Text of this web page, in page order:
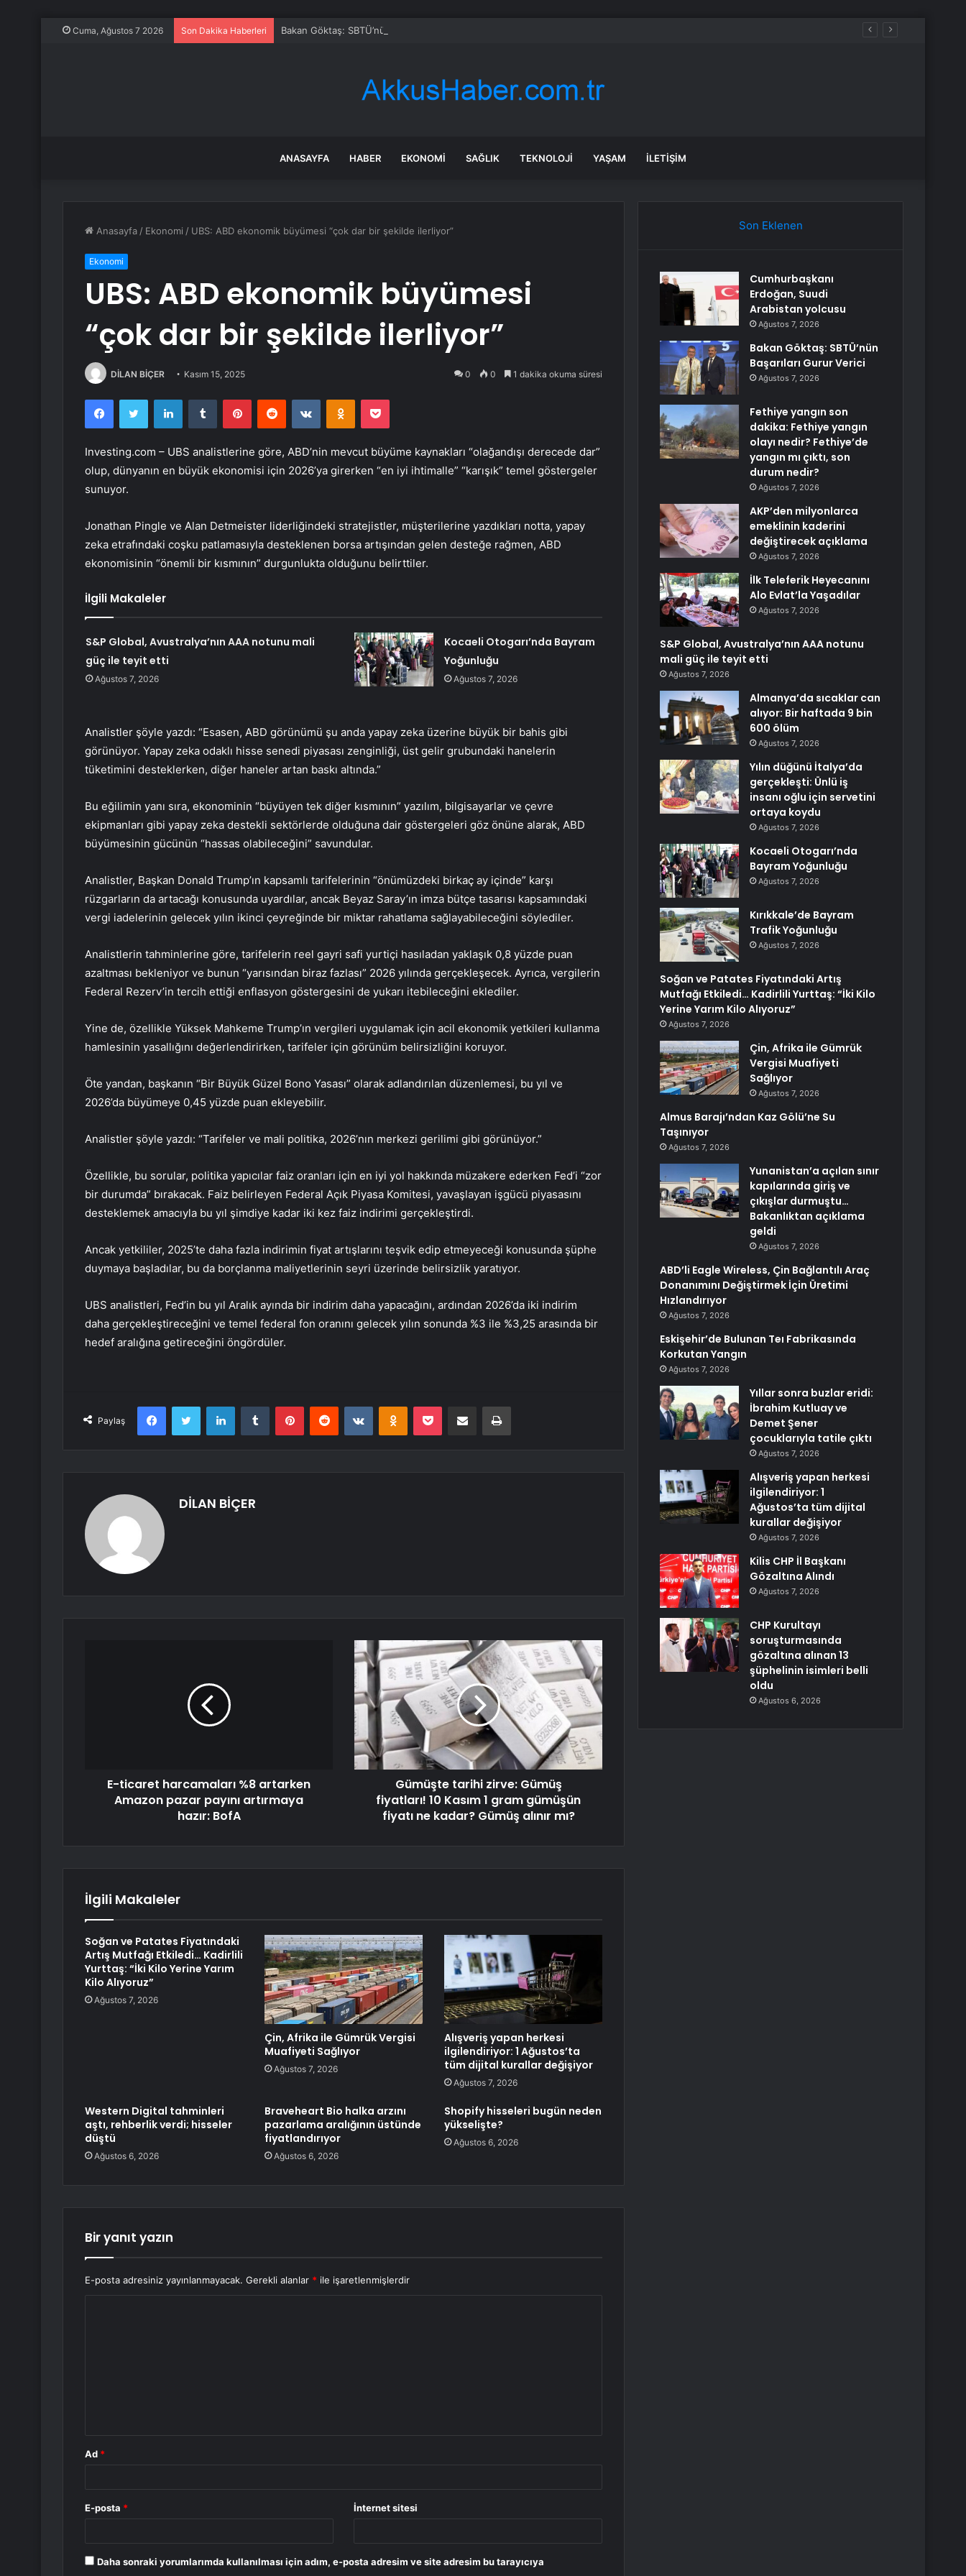
Cuma, Ağustos 7 2026 Son Dakika Haberleri Bakan Göktaş: SBTÜ’nün Başarıları Gurur Verici
ANASAYFA HABER EKONOMI SAĞLIK TEKNOLOJI YAŞAM İLETIŞIM
Anasayfa / Ekonomi / UBS: ABD ekonomik büyümesi “çok dar bir şekilde ilerliyor”
Ekonomi
UBS: ABD ekonomik büyümesi
“çok dar bir şekilde ilerliyor”
DİLAN BİÇER Kasım 15, 2025 0 0 1 dakika okuma süresi
FacebookTwitter LinkedInTumblr PinterestReddit VKontakteOdnoklassniki
Pocket
Investing.com – UBS analistlerine göre, ABD’nin mevcut büyüme kaynakları “olağandışı derecede dar”
olup, dünyanın en büyük ekonomisi için 2026’ya girerken “en iyi ihtimalle” “karışık” temel göstergeler
sunuyor.
Jonathan Pingle ve Alan Detmeister liderliğindeki stratejistler, müşterilerine yazdıkları notta, yapay
zeka etrafındaki coşku patlamasıyla desteklenen borsa artışından gelen desteğe rağmen, ABD
ekonomisinin “önemli bir kısmının” durgunlukta olduğunu belirttiler.
İlgili Makaleler
S&P Global, Avustralya’nın AAA notunu mali
güç ile teyit etti
Ağustos 7, 2026
Kocaeli Otogarı’nda Bayram
Yoğunluğu
Ağustos 7, 2026
Analistler şöyle yazdı: “Esasen, ABD görünümü şu anda yapay zeka üzerine büyük bir bahis gibi
görünüyor. Yapay zeka odaklı hisse senedi piyasası zenginliği, üst gelir grubundaki hanelerin
tüketimini desteklerken, diğer haneler artan baskı altında.”
Bu eğilimin yanı sıra, ekonominin “büyüyen tek diğer kısmının” yazılım, bilgisayarlar ve çevre
ekipmanları gibi yapay zeka destekli sektörlerde olduğuna dair göstergeleri göz önüne alarak, ABD
büyümesinin gücünün “hassas olabileceğini” savundular.
Analistler, Başkan Donald Trump’ın kapsamlı tarifelerinin “önümüzdeki birkaç ay içinde” karşı
rüzgarların da artacağı konusunda uyardılar, ancak Beyaz Saray’ın imza bütçe tasarısı kapsamındaki
vergi iadelerinin gelecek yılın ikinci çeyreğinde bir miktar rahatlama sağlayabileceğini söylediler.
Analistlerin tahminlerine göre, tarifelerin reel gayri safi yurtiçi hasıladan yaklaşık 0,8 yüzde puan
azaltması bekleniyor ve bunun “yarısından biraz fazlası” 2026 yılında gerçekleşecek. Ayrıca, vergilerin
Federal Rezerv’in tercih ettiği enflasyon göstergesini de yukarı itebileceğini eklediler.
Yine de, özellikle Yüksek Mahkeme Trump’ın vergileri uygulamak için acil ekonomik yetkileri kullanma
hamlesinin yasallığını değerlendirirken, tarifeler için görünüm belirsizliğini koruyor.
Öte yandan, başkanın “Bir Büyük Güzel Bono Yasası” olarak adlandırılan düzenlemesi, bu yıl ve
2026’da büyümeye 0,45 yüzde puan ekleyebilir.
Analistler şöyle yazdı: “Tarifeler ve mali politika, 2026’nın merkezi gerilimi gibi görünüyor.”
Özellikle, bu sorular, politika yapıcılar faiz oranları için en iyi yol hakkında müzakere ederken Fed’i “zor
bir durumda” bırakacak. Faiz belirleyen Federal Açık Piyasa Komitesi, yavaşlayan işgücü piyasasını
desteklemek amacıyla bu yıl şimdiye kadar iki kez faiz indirimi gerçekleştirdi.
Ancak yetkililer, 2025’te daha fazla indirimin fiyat artışlarını teşvik edip etmeyeceği konusunda şüphe
duymaya başladılar, bu da borçlanma maliyetlerinin seyri üzerinde belirsizlik yaratıyor.
UBS analistleri, Fed’in bu yıl Aralık ayında bir indirim daha yapacağını, ardından 2026’da iki indirim
daha gerçekleştireceğini ve temel federal fon oranını gelecek yılın sonunda %3 ile %3,25 arasında bir
hedef aralığına getireceğini öngördüler.
Paylaş
FacebookTwitter LinkedInTumblr PinterestReddit VKontakteOdnoklassniki
Pocket E-Posta ile paylaş Yazdır
DİLAN BİÇER
E-ticaret harcamaları %8 artarken
Amazon pazar payını artırmaya
hazır: BofA
Gümüşte tarihi zirve: Gümüş
fiyatları! 10 Kasım 1 gram gümüşün
fiyatı ne kadar? Gümüş alınır mı?
İlgili Makaleler
Soğan ve Patates Fiyatındaki
Artış Mutfağı Etkiledi… Kadirlili
Yurttaş: “İki Kilo Yerine Yarım
Kilo Alıyoruz”
Ağustos 7, 2026
Çin, Afrika ile Gümrük Vergisi
Muafiyeti Sağlıyor
Ağustos 7, 2026
Alışveriş yapan herkesi
ilgilendiriyor: 1 Ağustos’ta
tüm dijital kurallar değişiyor
Ağustos 7, 2026
Western Digital tahminleri
aştı, rehberlik verdi; hisseler
düştü
Ağustos 6, 2026
Braveheart Bio halka arzını
pazarlama aralığının üstünde
fiyatlandırıyor
Ağustos 6, 2026
Shopify hisseleri bugün neden
yükselişte?
Ağustos 6, 2026
Bir yanıt yazın
E-posta adresiniz yayınlanmayacak. Gerekli alanlar * ile işaretlenmişlerdir
Ad *
E-posta * İnternet sitesi
Daha sonraki yorumlarımda kullanılması için adım, e-posta adresim ve site adresim bu tarayıcıya
Son Eklenen
Cumhurbaşkanı
Erdoğan, Suudi
Arabistan yolcusu
Ağustos 7, 2026
Bakan Göktaş: SBTÜ’nün
Başarıları Gurur Verici
Ağustos 7, 2026
Fethiye yangın son
dakika: Fethiye yangın
olayı nedir? Fethiye’de
yangın mı çıktı, son
durum nedir?
Ağustos 7, 2026
AKP’den milyonlarca
emeklinin kaderini
değiştirecek açıklama
Ağustos 7, 2026
İlk Teleferik Heyecanını
Alo Evlat’la Yaşadılar
Ağustos 7, 2026
S&P Global, Avustralya’nın AAA notunu
mali güç ile teyit etti
Ağustos 7, 2026
Almanya’da sıcaklar can
alıyor: Bir haftada 9 bin
600 ölüm
Ağustos 7, 2026
Yılın düğünü İtalya’da
gerçekleşti: Ünlü iş
insanı oğlu için servetini
ortaya koydu
Ağustos 7, 2026
Kocaeli Otogarı’nda
Bayram Yoğunluğu
Ağustos 7, 2026
Kırıkkale’de Bayram
Trafik Yoğunluğu
Ağustos 7, 2026
Soğan ve Patates Fiyatındaki Artış
Mutfağı Etkiledi… Kadirlili Yurttaş: “İki Kilo
Yerine Yarım Kilo Alıyoruz”
Ağustos 7, 2026
Çin, Afrika ile Gümrük
Vergisi Muafiyeti
Sağlıyor
Ağustos 7, 2026
Almus Barajı’ndan Kaz Gölü’ne Su
Taşınıyor
Ağustos 7, 2026
Yunanistan’a açılan sınır
kapılarında giriş ve
çıkışlar durmuştu…
Bakanlıktan açıklama
geldi
Ağustos 7, 2026
ABD’li Eagle Wireless, Çin Bağlantılı Araç
Donanımını Değiştirmek İçin Üretimi
Hızlandırıyor
Ağustos 7, 2026
Eskişehir’de Bulunan Teı Fabrikasında
Korkutan Yangın
Ağustos 7, 2026
Yıllar sonra buzlar eridi:
İbrahim Kutluay ve
Demet Şener
çocuklarıyla tatile çıktı
Ağustos 7, 2026
Alışveriş yapan herkesi
ilgilendiriyor: 1
Ağustos’ta tüm dijital
kurallar değişiyor
Ağustos 7, 2026
Kilis CHP İl Başkanı
Gözaltına Alındı
Ağustos 7, 2026
CHP Kurultayı
soruşturmasında
gözaltına alınan 13
şüphelinin isimleri belli
oldu
Ağustos 6, 2026